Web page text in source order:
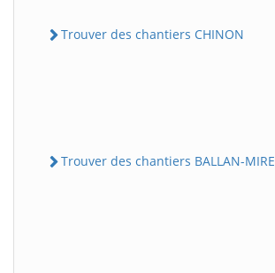
Trouver des chantiers CHINON
Trouver des chantiers BALLAN-MIRE